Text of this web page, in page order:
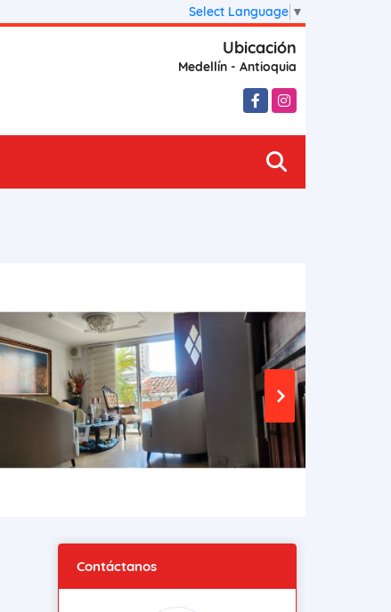
Select Language ▼
Ubicación
Medellín - Antioquia
FacebookInstagram
Contáctanos